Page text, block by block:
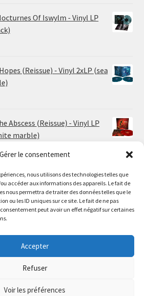
Gérer le consentement
nous utilisons des technologies telles que
accéder aux informations des appareils. Le fait de
nous permettra de traiter des données telles que le
ou les ID uniques sur ce site. Le fait de ne pas
peut avoir un effet négatif sur certaines
Accepter
Refuser
Voir les préférences
sera fermé du 30 juillet au 17 août
seront expédiées à partir du 18
shop will be closed from july 30th to
Online orders will start shipping on
august 18th.
Of Iswylm - Vinyl LP
€
(Reissue) - Vinyl 2xLP (sea
Abscess (Reissue) - Vinyl LP
marble)
(Reissue) - Vinyl LP (swamp